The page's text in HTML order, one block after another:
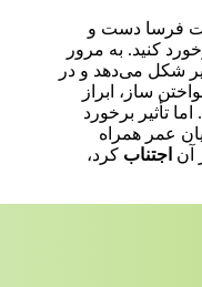
فرسا دست و
کنید. به مرور
شکل می‌دهد و در
ساز، ابراز
تأثیر برخورد
عمر همراه
آن اجتناب کرد،